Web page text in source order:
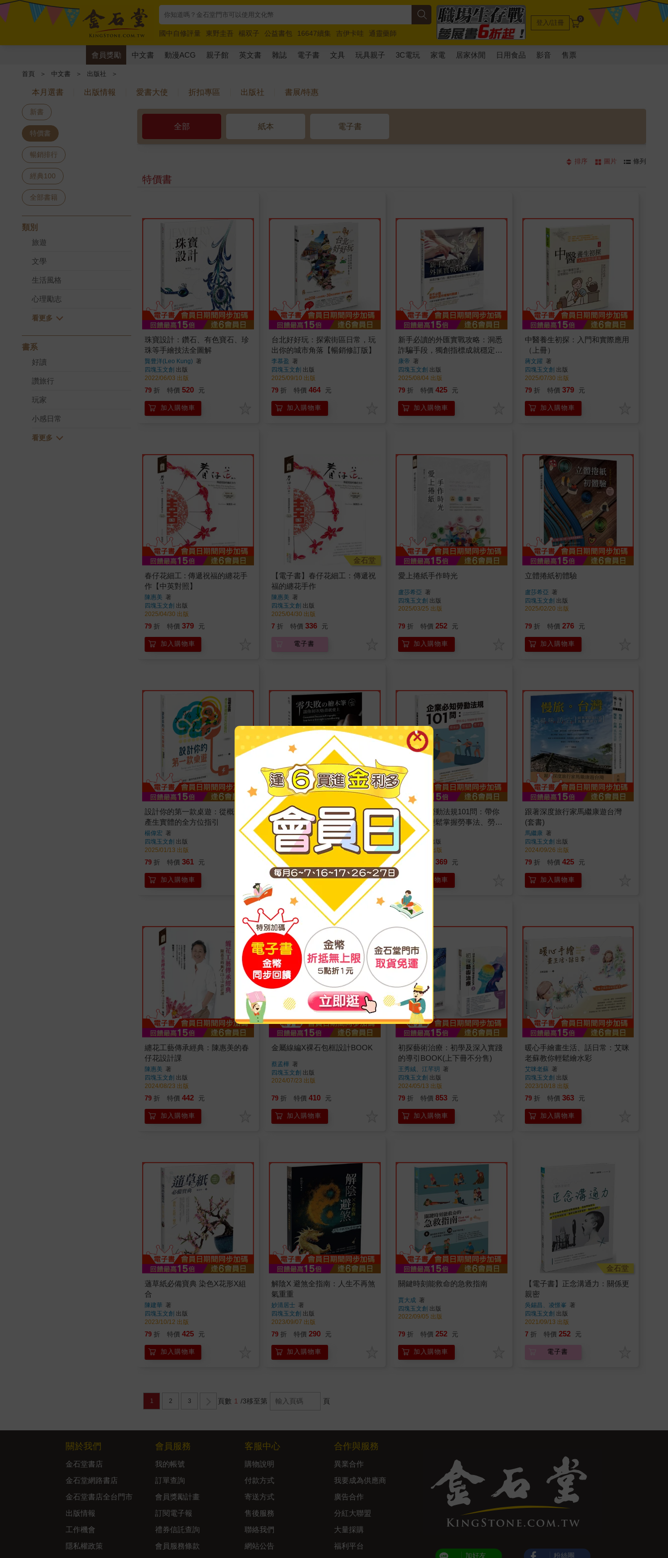
國中自修評量 東野圭吾 楊双子 公益書包 16647續集 吉伊卡哇
通靈藥師
唯紅花綻放
奧德賽 路邊攤新作 馬斯克 玩具總動員5 超慢跑
登入/註冊 0
會員獎勵 中文書 動漫ACG 親子館 英文書 雜誌 電子書 文具 玩具親子 3C電玩 家電 居家休閒 日用食品 影音 售票
首頁 ＞ 中文書 ＞ 出版社 ＞
本月選書 出版情報 愛書大使 折扣專區 出版社 書展/特惠
新書
特價書
暢銷排行
經典100
全部書籍
類別
旅遊
文學
生活風格
心理勵志
書系
好讀
讚旅行
玩家
小感日常
全部 紙本 電子書
排序 圖片 條列
特價書
珠寶設計：鑽石、有色寶石、珍
珠等手繪技法全圖解
龔豊洋(Leo Kung) 著
四塊玉文創 出版
2022/06/03 出版
79 折 特價 520 元
加入購物車
台北好好玩：探索街區日常，玩
出你的城市角落【暢銷修訂版】
李慕盈 著
四塊玉文創 出版
2025/09/10 出版
79 折 特價 464 元
加入購物車
新手必讀的外匯實戰攻略：洞悉
詐騙手段，獨創指標成就穩定獲
利之路
康帝 著
四塊玉文創 出版
2025/08/04 出版
79 折 特價 425 元
加入購物車
中醫養生初探：入門和實際應用
（上冊）
蔣文躍 著
四塊玉文創 出版
2025/07/30 出版
79 折 特價 379 元
加入購物車
春仔花細工 : 傳遞祝福的纏花手
作【中英對照】
陳惠美 著
四塊玉文創 出版
2025/04/30 出版
79 折 特價 379 元
加入購物車
金石堂
【電子書】春仔花細工：傳遞祝
福的纏花手作
陳惠美 著
四塊玉文創 出版
2025/04/30 出版
7 折 特價 336 元
電子書
愛上捲紙手作時光
盧莎希亞 著
四塊玉文創 出版
2025/03/25 出版
79 折 特價 252 元
加入購物車
立體捲紙初體驗
盧莎希亞 著
四塊玉文創 出版
2025/02/20 出版
79 折 特價 276 元
加入購物車
設計你的第一款桌遊：從概念到
產生實體的全方位指引
楊偉宏 著
四塊玉文創 出版
2025/01/13 出版
79 折 特價 361 元
加入購物車
零失敗の繪木筆：讓你初次烙畫
就愛上
玩創編輯小組、Hot Craft Ho著
四塊玉文創出版
2024/12/11 出版
79 折
加入購物車
企業必知勞動法規101問：帶你
用心智圖輕鬆掌握勞事法、勞基
法、性平法
方榮久著
四塊玉文創
出版
2024/11/07 出版
79 369 元
加入購物車
跟著深度旅行家馬繼康遊台灣
(套書)
馬繼康 著
四塊玉文創 出版
2024/09/26 出版
79 折 特價 425 元
加入購物車
纏花工藝傳承經典：陳惠美的春
仔花設計課
陳惠美 著
四塊玉文創 出版
2024/08/23 出版
79 折 特價 442 元
加入購物車
金屬線編X裸石包框設計BOOK
蔡孟樺著
四塊玉文創 出版
2024/07/23 出版
79 折 特價 410 元
加入購物車
初探藝術治療：初學及深入實踐
的導引BOOK(上下冊不分售)
王秀絨、江芊玥 著
四塊玉文創 出版
2024/05/13 出版
79 折 特價 853 元
加入購物車
暖心手繪畫生活、話日常：艾咪
老蘇教你輕鬆繪水彩
艾咪老蘇 著
四塊玉文創 出版
2023/10/18 出版
79 折 特價 363 元
加入購物車
蓪草紙必備寶典 染色X花形X組
合
陳建華 著
四塊玉文創 出版
2023/10/12 出版
79 折 特價 425 元
加入購物車
解陰X 避煞全指南：人生不再煞
氣重重
妙清居士著
四塊玉文創 出版
2023/09/07 出版
79 折 特價 290 元
加入購物車
關鍵時刻能救命的急救指南
賈大成著
四塊玉文創 出版
2022/09/05 出版
79 折 特價 252 元
加入購物車
金石堂
【電子書】正念溝通力：關係更
親密
吳錫昌、凌憬峯 著
四塊玉文創 出版
2021/09/13 出版
7 折 特價 252 元
電子書
1 2 3 頁數 1 /3移至第 頁
關於我們
金石堂書店
金石堂網路書店
金石堂書店全台門市
出版情報
工作機會
隱私權政策
會員服務
我的帳號
訂單查詢
會員獎勵計畫
訂閱電子報
禮券信託查詢
會員服務條款
客服中心
購物說明
付款方式
寄送方式
售後服務
聯絡我們
網站公告
合作與服務
異業合作
我要成為供應商
廣告合作
分紅大聯盟
大量採購
福利平台
加好友 粉絲團